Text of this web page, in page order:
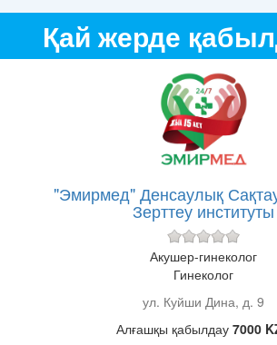
Қай жерде
"Эмирмед" Денсаулық
Зерттеу институты
Акушер-гинеколог
Гинеколог
ул. Куйши Дина, д. 9
Алғашқы қабылдау 7000